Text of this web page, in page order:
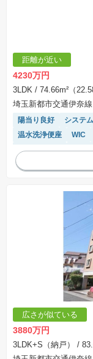
距離が近い
4230万円
3LDK / 74.66m²（
埼玉新都市交通伊奈
陽当り良好 システ
温水洗浄便座
WIC
宅配ボックス
駐輪
広さが似ている
3880万円
3LDK+S（納戸） /